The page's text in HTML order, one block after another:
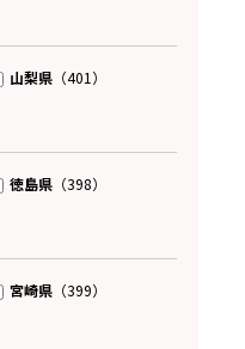
山梨県（401）
徳島県（398）
宮崎県（399）